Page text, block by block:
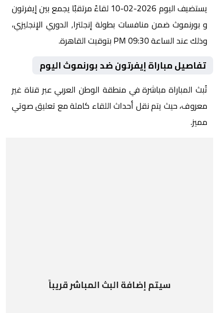
يستضيف اليوم 2026-02-10 لقاءً مرتقبًا يجمع بين إيفرتون
و بورنموث ضمن منافسات بطولة إنجلترا, الدوري الإنجليزي،
وذلك عند الساعة 09:30 PM بتوقيت القاهرة.
تفاصيل مباراة إيفرتون ضد بورنموث اليوم
تُبث المباراة مباشرة في منطقة الوطن العربي عبر قناة غير
معروف، حيث يتم نقل أحداث اللقاء كاملة مع تعليق صوتي
مميز.
سيتم إضافة البث المباشر قريباً